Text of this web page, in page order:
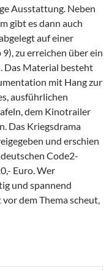
Ausstattung. Neben
gibt es dann auch
auf einer
zu erreichen über ein
Das Material besteht
mit Hang zur
ausführlichen
dem Kinotrailer
Das Kriegsdrama
und erschien
Code2-
Euro. Wer
und spannend
dem Thema scheut,